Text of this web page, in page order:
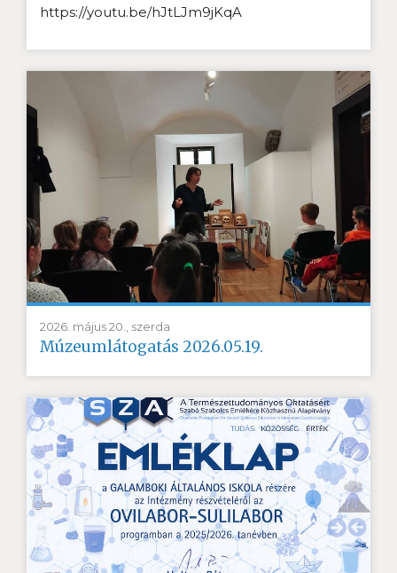
https://youtu.be/hJtLJm9jKqA
2026. május 20., szerda
Múzeumlátogatás 2026.05.19.